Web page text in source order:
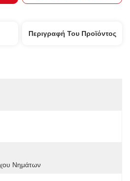
Περιγραφή Του Προϊόντος
Νημάτων